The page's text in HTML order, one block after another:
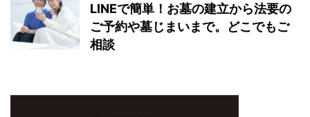
LINEで簡単！お墓の建立から法要の
ご予約や墓じまいまで。どこでもご
相談